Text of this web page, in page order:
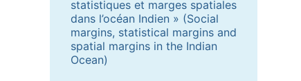
statistiques et marges spatiales
dans l’océan Indien » (Social
margins, statistical margins and
spatial margins in the Indian
Ocean)